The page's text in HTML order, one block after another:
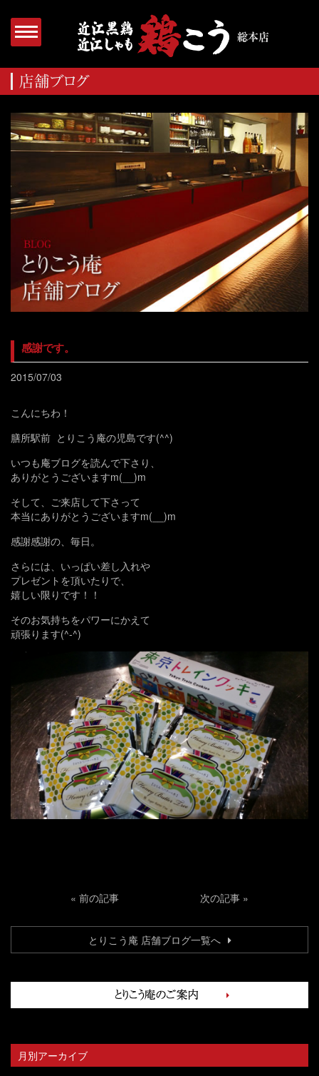
感謝です。
2015/07/03
こんにちわ！
膳所駅前 とりこう庵の児島です(^^)
いつも庵ブログを読んで下さり、
ありがとうございますm(__)m
そして、ご来店して下さって
本当にありがとうございますm(__)m
感謝感謝の、毎日。
さらには、いっぱい差し入れや
プレゼントを頂いたりで、
嬉しい限りです！！
そのお気持ちをパワーにかえて
頑張ります(^-^)
« 前の記事 次の記事 »
とりこう庵 店舗ブログ一覧へ
月別アーカイブ